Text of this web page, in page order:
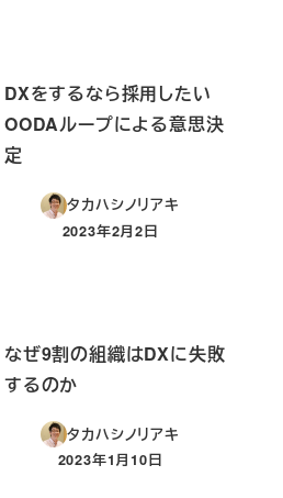
DXをするなら採用したい
OODAループによる意思決
定
タカハシノリアキ
投稿日
2023年2月2日
なぜ9割の組織はDXに失敗
するのか
タカハシノリアキ
投稿日
2023年1月10日